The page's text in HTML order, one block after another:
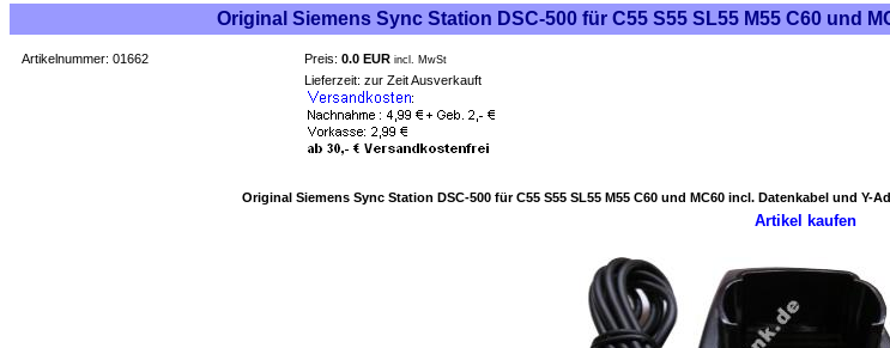
Original Siemens Sync Station DSC-500 für C55 S55 SL55 M55 C60 und
Artikelnummer: 01662 Preis: 0.0 EUR incl. MwSt
Lieferzeit: zur Zeit Ausverkauft
Original Siemens Sync Station DSC-500 für C55 S55 SL55 M55 C60 und MC60 incl. Datenkabel und Y-
Artikel kaufen